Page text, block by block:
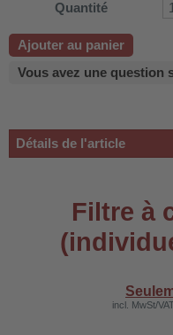
WDH-AP1212
et WDH-626L
220B
660b
AP1101
Quantité
Ajouter au panier
Vous avez une question
Détails de l'article
Filtre à
incl. MwSt/